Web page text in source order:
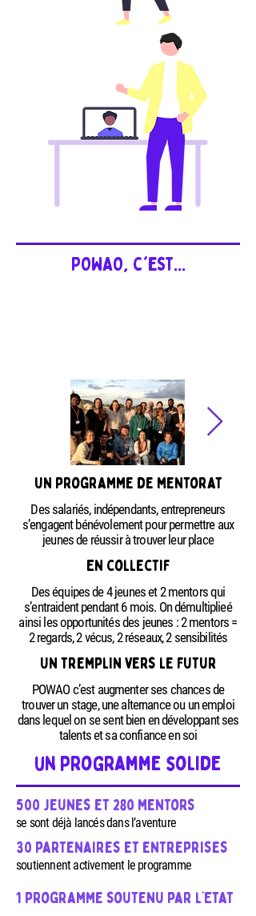
POWAO, c'est...
Un programme de mentorat
Des salariés, indépendants, entrepreneurs
s’engagent bénévolement pour permettre aux
jeunes de réussir à trouver leur place
En collectif
Des équipes de 4 jeunes et 2 mentors qui
s’entraident pendant 6 mois. On démultiplieé
ainsi les opportunités des jeunes : 2 mentors =
2 regards, 2 vécus, 2 réseaux, 2 sensibilités
Un tremplin vers le futur
POWAO c’est augmenter ses chances de
trouver un stage, une alternance ou un emploi
dans lequel on se sent bien en développant ses
talents et sa confiance en soi
un programme solide
500 jeunes et 280 mentors
se sont déjà lancés dans l’aventure
30 partenaires et entreprises
soutiennent activement le programme
1 programme soutenu par l’Etat